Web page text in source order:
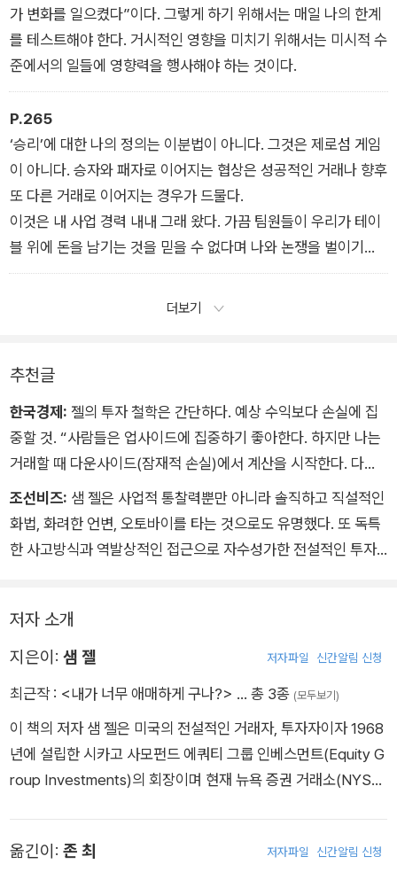
이다. “실패”라는 단어는 내 사전에 없다. 나는 될 법했던 일에 대
해 한탄하는 데 많은 시간을 소비하지 않는다. 내 마음가짐은 고
개가 180도 돌아가지 않는다는 것이다. 나는 항상 다음 단계에
집중해야 한다.
가 변화를 일으켰다”이다. 그렇게 하기 위해서는 매일 나의 한계
를 테스트해야 한다. 거시적인 영향을 미치기 위해서는 미시적 수
준에서의 일들에 영향력을 행사해야 하는 것이다.
P.265
‘승리’에 대한 나의 정의는 이분법이 아니다. 그것은 제로섬 게임
이 아니다. 승자와 패자로 이어지는 협상은 성공적인 거래나 향후
또 다른 거래로 이어지는 경우가 드물다.
이것은 내 사업 경력 내내 그래 왔다. 가끔 팀원들이 우리가 테이
블 위에 돈을 남기는 것을 믿을 수 없다며 나와 논쟁을 벌이기도
한다. 하지만 나는 모든 사람들이 계속 참여하길 원하는 환경을
더보기
추천글
한국경제: 젤의 투자 철학은 간단하다. 예상 수익보다 손실에 집
중할 것. “사람들은 업사이드에 집중하기 좋아한다. 하지만 나는
거래할 때 다운사이드(잠재적 손실)에서 계산을 시작한다. 다운
사이드를 파악하는 것은 내가 감수하고 있는 위험을 이해하는 것
이다. 모든 것이 잘못되면 어떤 결과가 초래될까. 내가 살아남을
수 있을까”라는 회고에는 이런 생각이 잘 담겨 있다.
조선비즈: 샘 젤은 사업적 통찰력뿐만 아니라 솔직하고 직설적인
화법, 화려한 언변, 오토바이를 타는 것으로도 유명했다. 또 독특
한 사고방식과 역발상적인 접근으로 자수성가한 전설적인 투자
야에 적용될 수 있다는 걸 보여준다. 또 투자에 앞서 위험 관리의
중요성도 소개한다.
저자 소개
지은이: 샘 젤 저자파일 신간알림 신청
최근작 : <내가 너무 애매하게 구나?> … 총 3종 (모두보기)
이 책의 저자 샘 젤은 미국의 전설적인 거래자, 투자자이자 1968
년에 설립한 시카고 사모펀드 에쿼티 그룹 인베스먼트(Equity G
roup Investments)의 회장이며 현재 뉴욕 증권 거래소(NYSE)
ess Minds)” 중 한 명으로 선정했다. 그는 1조 달러의 REIT산업
옮긴이: 존 최 저자파일 신간알림 신청